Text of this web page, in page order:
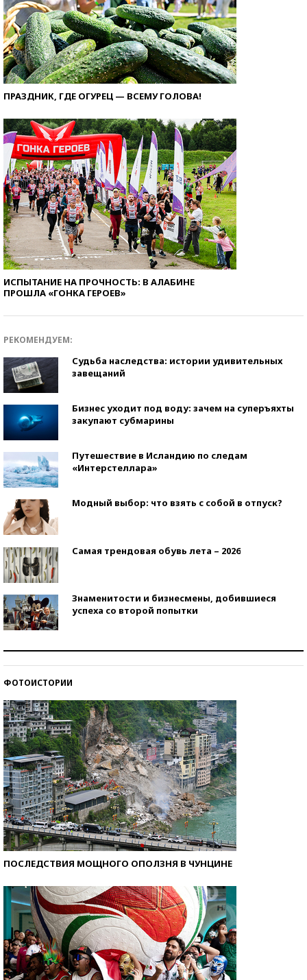
ПРАЗДНИК, ГДЕ ОГУРЕЦ — ВСЕМУ ГОЛОВА!
ИСПЫТАНИЕ НА ПРОЧНОСТЬ: В АЛАБИНЕ
ПРОШЛА «ГОНКА ГЕРОЕВ»
РЕКОМЕНДУЕМ:
Судьба наследства: истории удивительных
завещаний
Бизнес уходит под воду: зачем на суперъяхты
закупают субмарины
Путешествие в Исландию по следам
«Интерстеллара»
Модный выбор: что взять с собой в отпуск?
Самая трендовая обувь лета – 2026
Знаменитости и бизнесмены, добившиеся
успеха со второй попытки
ФОТОИСТОРИИ
ПОСЛЕДСТВИЯ МОЩНОГО ОПОЛЗНЯ В ЧУНЦИНЕ